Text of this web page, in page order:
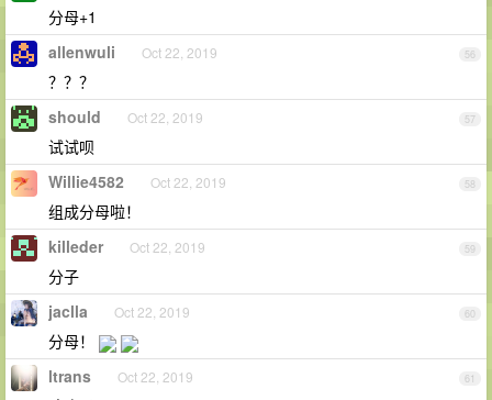
分母+1
56
allenwuli Oct 22, 2019
？？？
57
should Oct 22, 2019
试试呗
58
Willie4582 Oct 22, 2019
组成分母啦！
59
killeder Oct 22, 2019
分子
60
jaclla Oct 22, 2019
分母！
61
ltrans Oct 22, 2019